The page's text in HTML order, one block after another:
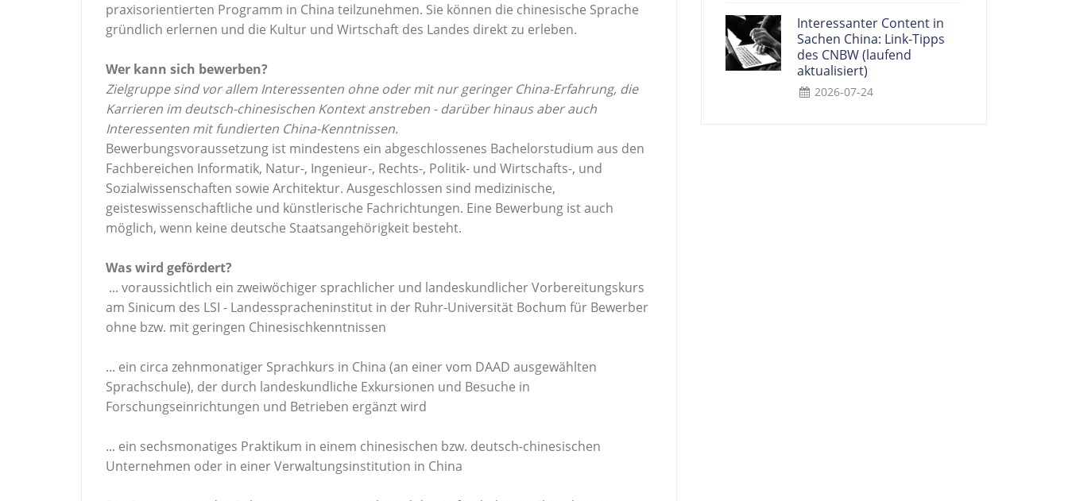
praxisorientierten Programm in China teilzunehmen. Sie können die chinesische Sprache
gründlich erlernen und die Kultur und Wirtschaft des Landes direkt zu erleben.
Wer kann sich bewerben?
Zielgruppe sind vor allem Interessenten ohne oder mit nur geringer China-Erfahrung, die
Karrieren im deutsch-chinesischen Kontext anstreben - darüber hinaus aber auch
Interessenten mit fundierten China-Kenntnissen.
Bewerbungsvoraussetzung ist mindestens ein abgeschlossenes Bachelorstudium aus den
Fachbereichen Informatik, Natur-, Ingenieur-, Rechts-, Politik- und Wirtschafts-, und
Sozialwissenschaften sowie Architektur. Ausgeschlossen sind medizinische,
geisteswissenschaftliche und künstlerische Fachrichtungen. Eine Bewerbung ist auch
möglich, wenn keine deutsche Staatsangehörigkeit besteht.
Was wird gefördert?
... voraussichtlich ein zweiwöchiger sprachlicher und landeskundlicher Vorbereitungskurs
am Sinicum des LSI - Landesspracheninstitut in der Ruhr-Universität Bochum für Bewerber
ohne bzw. mit geringen Chinesischkenntnissen
... ein circa zehnmonatiger Sprachkurs in China (an einer vom DAAD ausgewählten
Sprachschule), der durch landeskundliche Exkursionen und Besuche in
Forschungseinrichtungen und Betrieben ergänzt wird
... ein sechsmonatiges Praktikum in einem chinesischen bzw. deutsch-chinesischen
Unternehmen oder in einer Verwaltungsinstitution in China
Interessanter Content in
Sachen China: Link-Tipps
des CNBW (laufend
aktualisiert)
2026-07-24